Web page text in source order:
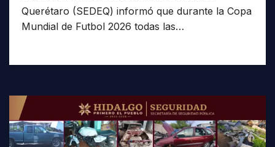
Querétaro (SEDEQ) informó que durante la Copa
Mundial de Futbol 2026 todas las…